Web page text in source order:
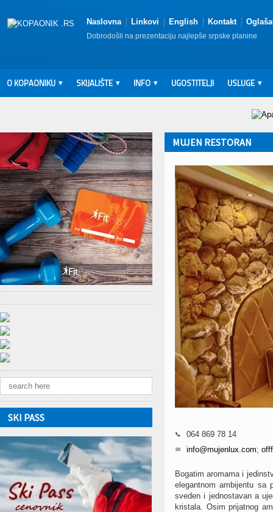
Naslovna Linkovi English Kontakt
Dobrodošli na prezentaciju najlepše srpske planine
O KOPAONIKU SKIJALIŠTE INFO UGOSTITELJI USLUGE
MUJEN RESTORAN
📞 064 869 78 14
✉ info@mujenlux.com;
Bogatim aromama i
elegantnom ambijentu sa
sveden i jednostavan а
kristala. Osim prijatnog
SKI PASS